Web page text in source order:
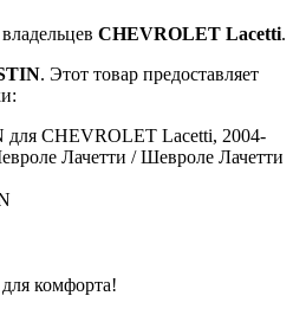
CHEVROLET Lacetti.
. Этот товар предоставляет
для CHEVROLET Lacetti, 2004-
Лачетти / Шевроле Лачетти
комфорта!